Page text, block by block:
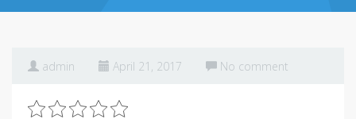
admin April 21, 2017 No comment